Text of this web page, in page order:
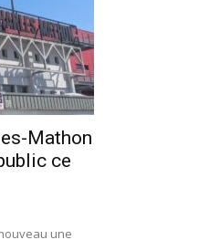
Mathon
ce
une